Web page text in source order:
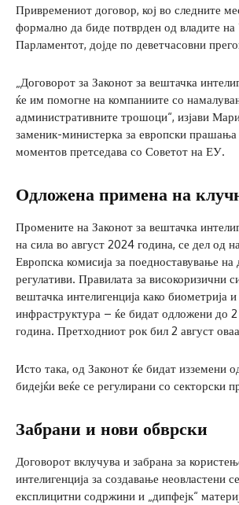
Привремениот договор, кој во следните
формално да биде потврден од владите на
Парламентот, дојде по деветчасовни
„Договорот за Законот за вештачка
ќе им помогне на компаниите со
административните трошоци“, изјави
заменик-министерка за европски прашања
моментов претседава со Советот на ЕУ.
Одложена примена на
Промените на Законот за вештачка
на сила во август 2024 година, се дел од
Европска комисија за поедноставување на
регулативи. Правилата за високоризични
вештачка интелигенција како биометрија
инфраструктура – ќе бидат одложени до
година. Претходниот рок бил 2 август
Исто така, од Законот ќе бидат изземени
бидејќи веќе се регулирани со секторски
Забрани и нови обврски
Договорот вклучува и забрана за
интелигенција за создавање неовластени
експлицитни содржини и „дипфејк“